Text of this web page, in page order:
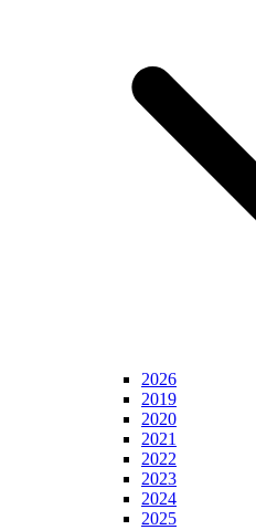
2026
2019
2020
2021
2022
2023
2024
2025